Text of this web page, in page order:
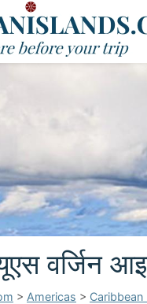
वर्जिन
> Americas > Caribbean